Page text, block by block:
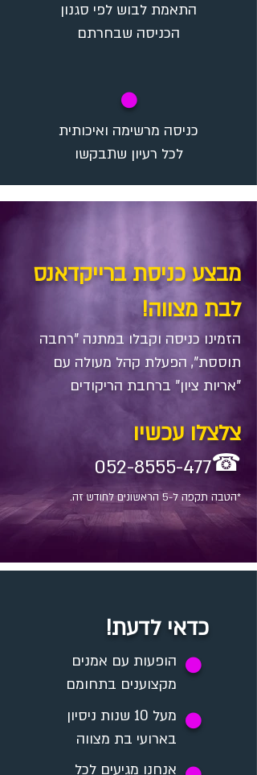
התאמת לבוש לפי סגנון
הכניסה שבחרתם
✪
כניסה מרשימה ואיכותית
לכל רעיון שתבקשו
מבצע כניסת ברייקדאנס
לבת מצווה!
הזמינו כניסה וקבלו במתנה​ "רחבה
תוססת", הפעלת קהל מעולה עם
"אריות ציון" ברחבת הריקודים
צלצלו עכשיו
052-8555-477☎
*הטבה תקפה ל-5 הראשונים לחודש זה.
כדאי לדעת!
הופעות עם אמנים
מקצוענים בתחומם
✪
מעל 10 שנות ניסיון
בארועי בת מצווה
✪
אנחנו מגיעים לכל